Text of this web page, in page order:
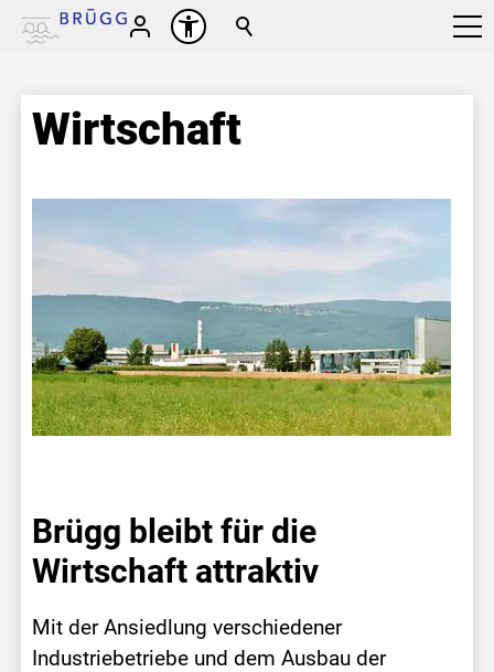
Wirtschaft
Brügg bleibt für die
Wirtschaft attraktiv
Mit der Ansiedlung verschiedener
Industriebetriebe und dem Ausbau der